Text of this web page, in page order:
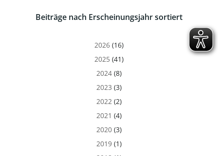
Beiträge nach Erscheinungsjahr sortiert
2026 (16)
2025 (41)
2024 (8)
2023 (3)
2022 (2)
2021 (4)
2020 (3)
2019 (1)